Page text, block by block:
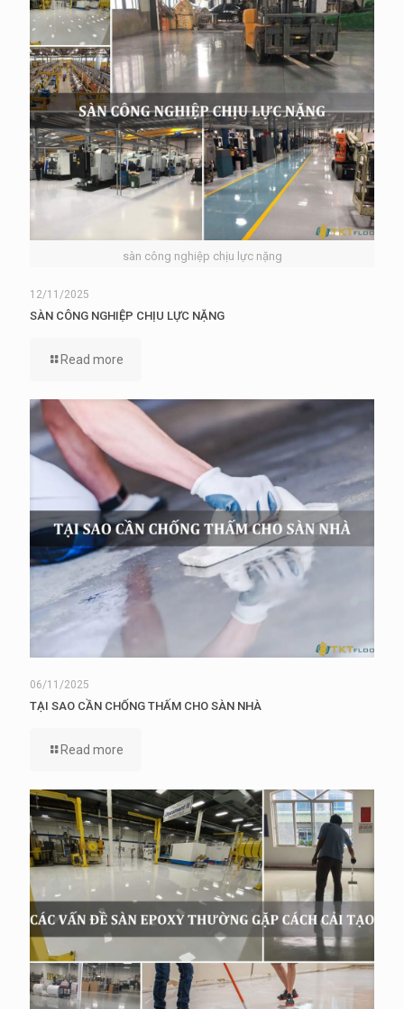
sàn công nghiệp chịu lực nặng
12/11/2025
SÀN CÔNG NGHIỆP CHỊU LỰC NẶNG
Read more
06/11/2025
TẠI SAO CẦN CHỐNG THẤM CHO SÀN NHÀ
Read more